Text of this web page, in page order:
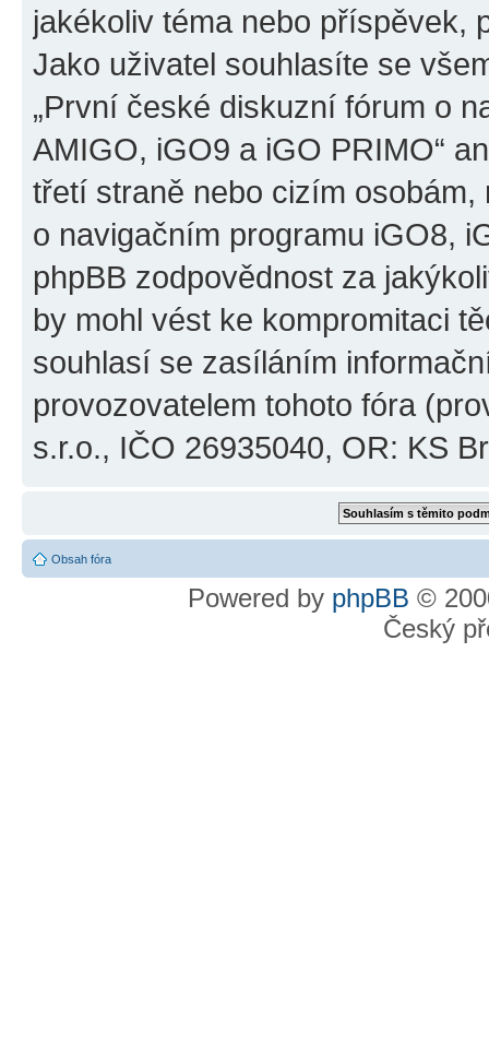
jakékoliv téma nebo příspěvek,
Jako uživatel souhlasíte se
„První české diskuzní fórum o
AMIGO, iGO9 a iGO PRIMO“
třetí straně nebo cizím
o navigačním programu iGO8,
phpBB zodpovědnost za
by mohl vést ke kompromitaci
souhlasí se zasíláním
provozovatelem tohoto fóra
s.r.o., IČO 26935040, OR: KS
Obsah fóra
Powered by phpBB ©
Český